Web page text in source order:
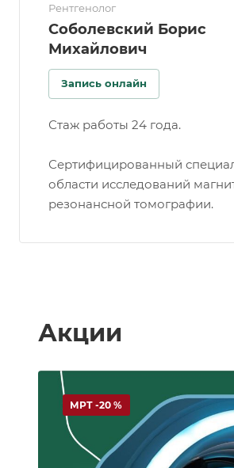
Рентгенолог
Соболевский Борис
Михайлович
Запись онлайн
Стаж работы 24 года.
Сертифицированный
области исследований
резонансной томографии.
Акции
МРТ -20 %